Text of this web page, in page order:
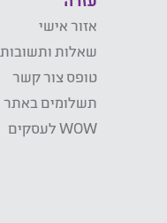
אזור אישי
שאלות ותשובות
טופס צור קשר
תשלומים באתר
WOW לעסקים